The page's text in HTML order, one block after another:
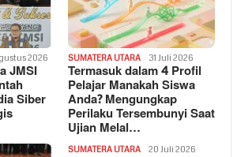
2026
JMSI
Siber
SUMATERA UTARA 31 Juli 2026
Termasuk dalam 4 Profil
Pelajar Manakah Siswa
Anda? Mengungkap
Perilaku Tersembunyi Saat
Ujian Melal…
SUMATERA UTARA 20 Juli 2026